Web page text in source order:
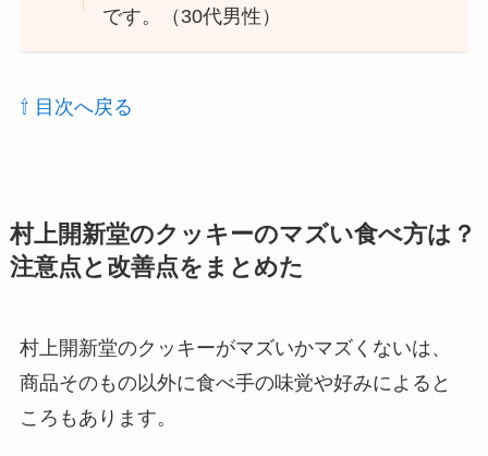
です。（30代男性）
⇧ 目次へ戻る
村上開新堂のクッキーのマズい食べ方は？
注意点と改善点をまとめた
村上開新堂のクッキーがマズいかマズくないは、
商品そのもの以外に食べ手の味覚や好みによると
ころもあります。